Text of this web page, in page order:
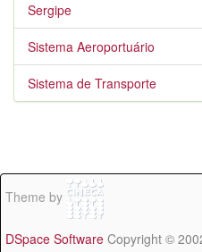
Sergipe
Sistema Aeroportuário
Sistema de Transporte
Theme by
DSpace Software Copyright ©